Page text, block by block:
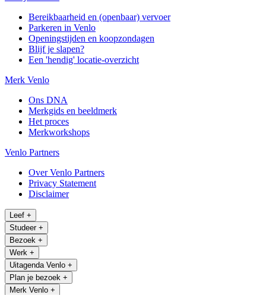
Bereikbaarheid en (openbaar) vervoer
Parkeren in Venlo
Openingstijden en koopzondagen
Blijf je slapen?
Een 'hendig' locatie-overzicht
Merk Venlo
Ons DNA
Merkgids en beeldmerk
Het proces
Merkworkshops
Venlo Partners
Over Venlo Partners
Privacy Statement
Disclaimer
Leef +
Studeer +
Bezoek +
Werk +
Uitagenda Venlo +
Plan je bezoek +
Merk Venlo +